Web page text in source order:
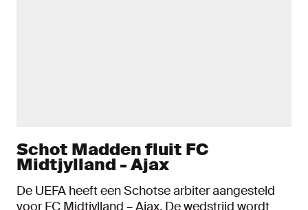
Schot Madden fluit FC
Midtjylland - Ajax
De UEFA heeft een Schotse arbiter aangesteld